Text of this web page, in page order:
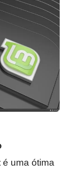
é uma ótima